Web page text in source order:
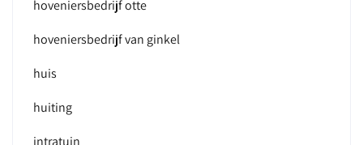
hoveniersbedrijf otte
hoveniersbedrijf van ginkel
huis
huiting
intratuin